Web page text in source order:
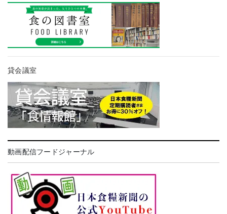
貸会議室
動画配信フードジャーナル